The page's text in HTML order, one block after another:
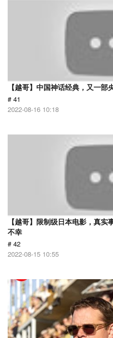
【越哥】中国神话经典，又一部
# 41
2022-08-16 10:18
【越哥】限制级日本电影，真
不幸
# 42
2022-08-15 10:55